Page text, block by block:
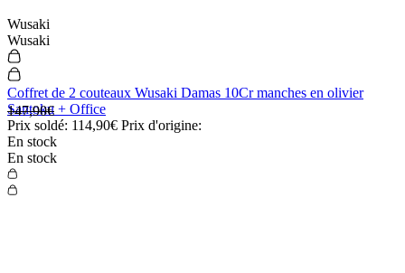
Wusaki
Wusaki
Coffret de 2 couteaux Wusaki Damas 10Cr manches en olivier
Santoku + Office
Prix soldé: 114,90€ Prix d'origine:
147,90€
En stock
En stock